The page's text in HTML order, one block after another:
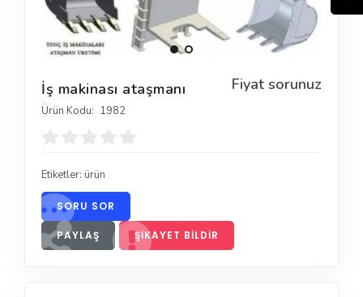
Fiyat sorunuz
İş makinası ataşmanı
Ürün Kodu: 1982
Etiketler: ürün
SORU SOR
PAYLAŞ ŞIKAYET BILDIR